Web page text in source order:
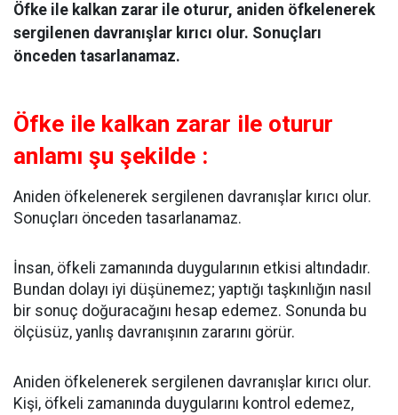
Öfke ile kalkan zarar ile oturur, aniden öfkelenerek
sergilenen davranışlar kırıcı olur. Sonuçları
önceden tasarlanamaz.
Öfke ile kalkan zarar ile oturur
anlamı şu şekilde :
Aniden öfkelenerek sergilenen davranışlar kırıcı olur.
Sonuçları önceden tasarlanamaz.
İnsan, öfkeli zamanında duygularının etkisi altındadır.
Bundan dolayı iyi düşünemez; yaptığı taşkınlığın nasıl
bir sonuç doğuracağını hesap edemez. Sonunda bu
ölçüsüz, yanlış davranışının zararını görür.
Aniden öfkelenerek sergilenen davranışlar kırıcı olur.
Kişi, öfkeli zamanında duygularını kontrol edemez,